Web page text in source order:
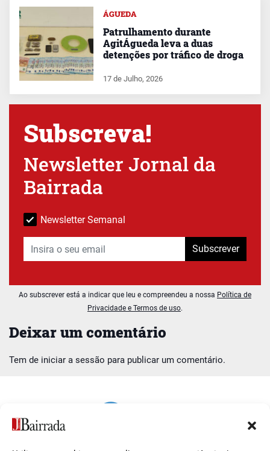
Deixar um comentário
Tem de iniciar a sessão para publicar um comentário.
ÁGUEDA
Patrulhamento durante
AgitÁgueda leva a duas
detenções por tráfico de droga
17 de Julho, 2026
Subscreva!
Newsletter Jornal da
Bairrada
Newsletter Semanal
Subscrever
Ao subscrever está a indicar que leu e compreendeu a nossa Política de
Privacidade e Termos de uso.